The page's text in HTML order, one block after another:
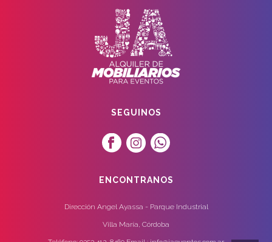
SEGUINOS
ENCONTRANOS
Dirección Angel Ayassa - Parque Industrial
Villa María, Córdoba